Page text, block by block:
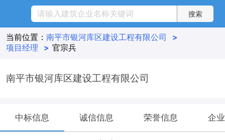
当前位置： 南平市银河库区建设工程有限公司
>
项目经理
> 官宗兵
南平市银河库区建设工程有限公司
中标信息 诚信信息 荣誉信息 企